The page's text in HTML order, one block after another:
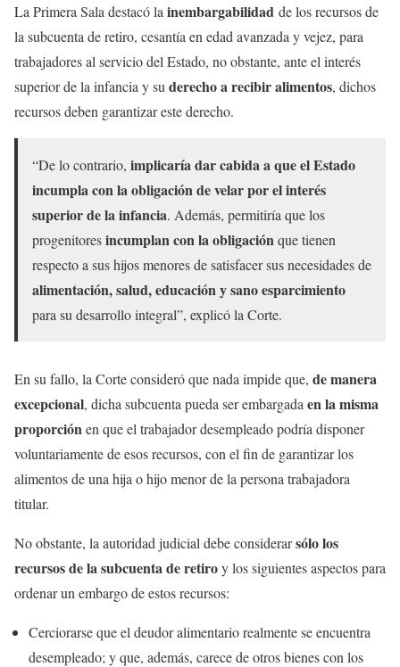
La Primera Sala destacó la inembargabilidad de los recursos de
la subcuenta de retiro, cesantía en edad avanzada y vejez, para
trabajadores al servicio del Estado, no obstante, ante el interés
superior de la infancia y su derecho a recibir alimentos, dichos
recursos deben garantizar este derecho.
“De lo contrario, implicaría dar cabida a que el Estado
incumpla con la obligación de velar por el interés
superior de la infancia. Además, permitiría que los
progenitoresincumplan con la obligaciónque tienen
respecto a sus hijos menores de satisfacer sus necesidades de
alimentación, salud, educación y sano esparcimiento
para su desarrollo integral”, explicó la Corte.
En su fallo, la Corte consideró que nada impide que, de manera
excepcional, dicha subcuenta pueda ser embargada en la misma
proporciónen que el trabajador desempleado podría disponer
voluntariamente de esos recursos, con el fin de garantizar los
alimentos de una hija o hijo menor de la persona trabajadora
titular.
No obstante, la autoridad judicial debe considerarsólo los
recursos de la subcuenta de retiroy los siguientes aspectos para
ordenar un embargo de estos recursos:
Cerciorarse que el deudor alimentario realmente se encuentra
desempleado; y que, además, carece de otros bienes con los